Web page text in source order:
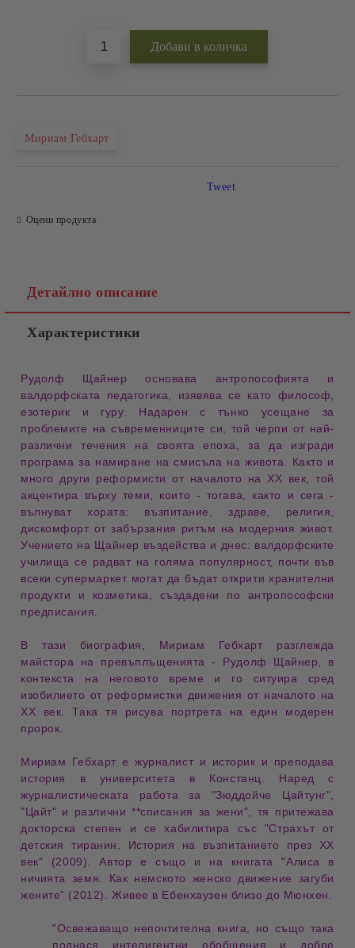
Мириам Гебхарт
Оцени продукта
Tweet
Детайлно описание
Характеристики
Рудолф Щайнер основава антропософията и
валдорфската педагогика , изявява се като философ
езотерик и гуру. Надарен с тънко усещане
за
проблемите на съвременниците си, той черпи от най-
различнитечения на своятаепоха
, за да изгради
програма за намиране насмисъла на живота . Както и
много други реформисти от началото на ХХ век, той
акцентира върху теми , които - тогава, както и сега -
вълнуват хората: възпитание ,здраве религия
дискомфорт отзабързания ритъм на модерния живот.
Учението на Щайнер въздейства и днес: валдорфските
училища се радват на голяма популярност, почти във
всекисупермаркет могат да бъдат откритихранителни
продукти и козметика , създадени по антропософски
предписания
В тази биография
, Мириам Гебхарт разглежда
майстора на превъплъщенията
- Рудолф Щайнер, в
контекста на неговото време и го ситуира сред
изобилието от реформистки движения от началото на
ХХ век. Така тя рисува портрета на един модерен
пророк
Мириам Гебхарт eжурналист и историк и преподава
история
в университета в Констанц
. Наред с
журналистическата работа за "Зюддойче Цайтунг",
"Цайт" и различни **списания за жени", тя притежава
докторска степен
и сехабилитира
със "Страхът от
детския тиранин. История на възпитанието през ХХ
век" (2009). Автор е също и на книгата "Алиса в
ничията земя. Как немското женско движение
загуби
жените" (2012). Живее в Ебенхаузен близо до Мюнхен
"Освежаващо непочтителна книга , но също така
поднася интелигентни обобщения и добре